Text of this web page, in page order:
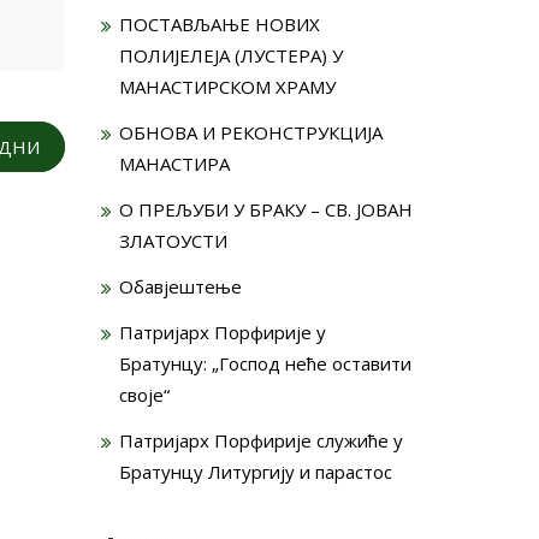
ПОСТАВЉАЊЕ НОВИХ
ПОЛИЈЕЛЕЈА (ЛУСТЕРА) У
МАНАСТИРСКОМ ХРАМУ
ОБНОВА И РЕКОНСТРУКЦИЈА
МАНАСТИРА
О ПРЕЉУБИ У БРАКУ – СВ. ЈОВАН
ЗЛАТОУСТИ
Обавјештење
Патријарх Порфирије у
Братунцу: „Господ неће оставити
своје“
Патријарх Порфирије служиће у
Братунцу Литургију и парастос